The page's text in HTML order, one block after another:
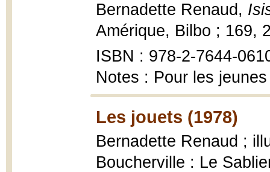
Bernadette Renaud,
Amérique, Bilbo ; 169,
ISBN : 978-2-7644-
Notes : Pour les jeunes
Les jouets (1978)
Bernadette Renaud ;
Boucherville : Le